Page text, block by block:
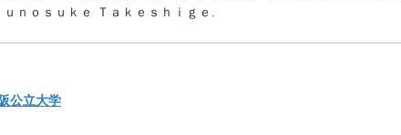
ｕｎｏｓｕｋｅ Ｔａｋｅｓｈｉｇｅ.
公立大学